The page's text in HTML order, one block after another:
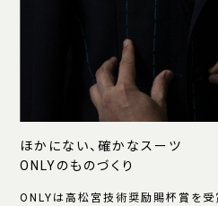
ほかにない、確かなスーツ
ONLYのものづくり
ONLYは高松宮技術奨励賜杯賞を受